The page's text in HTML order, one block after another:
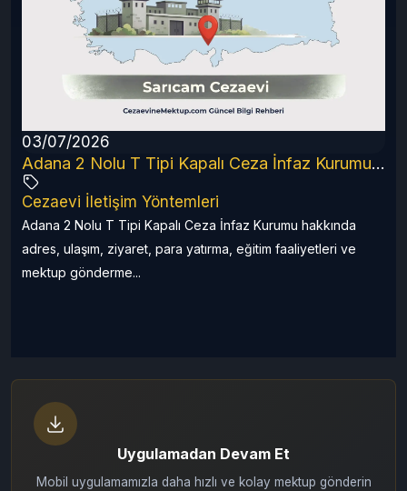
03/07/2026
Adana 2 Nolu T Tipi Kapalı Ceza İnfaz Kurumu (2026 Güncel Rehber)
Cezaevi İletişim Yöntemleri
Adana 2 Nolu T Tipi Kapalı Ceza İnfaz Kurumu hakkında
adres, ulaşım, ziyaret, para yatırma, eğitim faaliyetleri ve
mektup gönderme...
Uygulamadan Devam Et
Mobil uygulamamızla daha hızlı ve kolay mektup gönderin